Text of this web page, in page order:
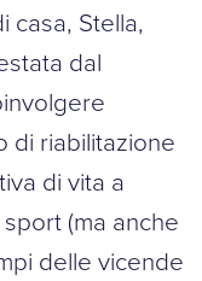
casa, Stella,
dal
di riabilitazione
di vita a
(ma anche
delle vicende